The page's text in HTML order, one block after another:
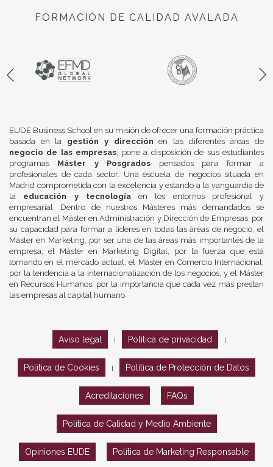
FORMACIÓN DE CALIDAD AVALADA
EUDE Business School en su misión de ofrecer una formación práctica
basada en la gestión y dirección en las diferentes áreas de
negocio de las empresas, pone a disposición de sus estudiantes
programas Máster y Posgrados pensados para formar a
profesionales de cada sector. Una escuela de negocios situada en
Madrid comprometida con la excelencia y estando a la vanguardia de
la educación y tecnologíaen los entornos profesional y
empresarial. Dentro de nuestros Másteres más demandados se
encuentran el Máster en Administración y Dirección de Empresas, por
su capacidad para formar a líderes en todas las áreas de negocio, el
Máster en Marketing, por ser una de las áreas más importantes de la
empresa, el Máster en Marketing Digital, por la fuerza que está
tomando en el mercado actual, el Máster en Comercio Internacional,
por la tendencia a la internacionalización de los negocios, y el Máster
en Recursos Humanos, por la importancia que cada vez más prestan
las empresas al capital humano.
Aviso legal Política de privacidad
Política de Cookies Política de Protección de Datos
Acreditaciones FAQs
Política de Calidad y Medio Ambiente
Opiniones EUDE Política de Marketing Responsable